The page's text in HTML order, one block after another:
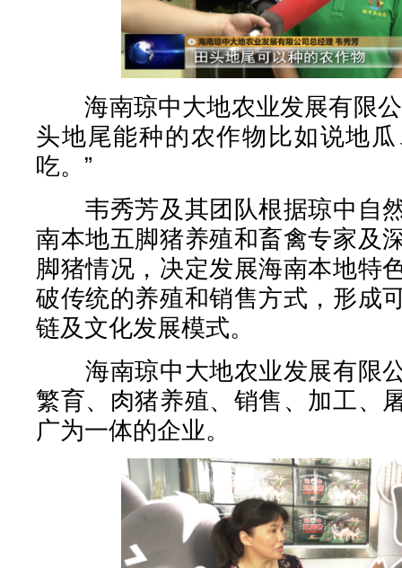
海南琼中大地农业发展有限公
头地尾能种的农作物比如说地
吃。”
韦秀芳及其团队根据琼中自
南本地五脚猪养殖和畜禽专家及
脚猪情况，决定发展海南本地特
破传统的养殖和销售方式，形成
链及文化发展模式。
海南琼中大地农业发展有限
繁育、肉猪养殖、销售、加工、
广为一体的企业。